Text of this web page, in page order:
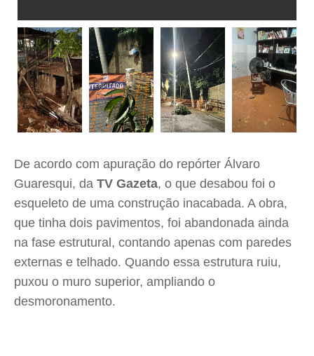
De acordo com apuração do repórter Álvaro
Guaresqui, da TV Gazeta, o que desabou foi o
esqueleto de uma construção inacabada. A obra,
que tinha dois pavimentos, foi abandonada ainda
na fase estrutural, contando apenas com paredes
externas e telhado. Quando essa estrutura ruiu,
puxou o muro superior, ampliando o
desmoronamento.